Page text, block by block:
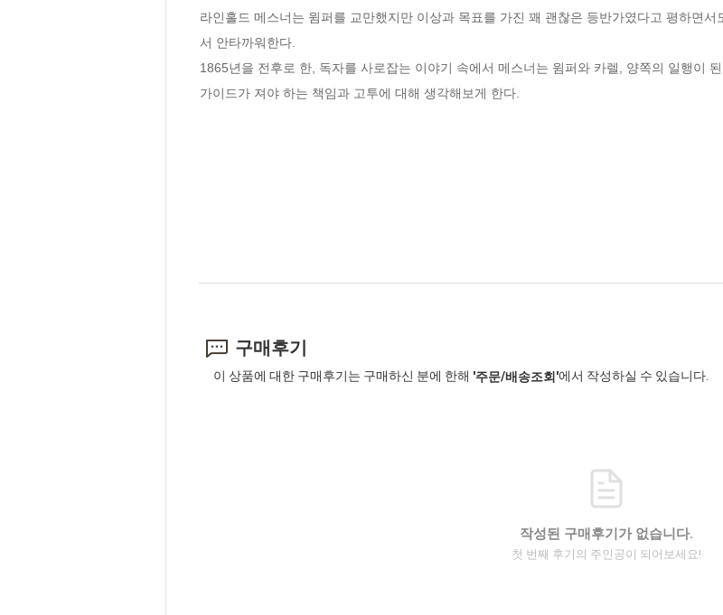
라인홀드 메스너는 윔퍼를 교만했지만 이상과 목표를 가진 꽤 괜찮은 등반가였다고 평하면
서 안타까워한다.
1865년을 전후로 한, 독자를 사로잡는 이야기 속에서 메스너는 윔퍼와 카렐, 양쪽의 일행이
가이드가 져야 하는 책임과 고투에 대해 생각해보게 한다.
구매후기
이 상품에 대한 구매후기는 구매하신 분에 한해 '주문/배송조회'에서 작성하실 수 있습니다.
작성된 구매후기가 없습니다.
첫 번째 후기의 주인공이 되어보세요!